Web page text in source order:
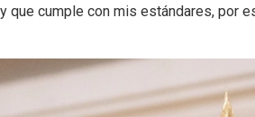
que cumple con mis estándares, por